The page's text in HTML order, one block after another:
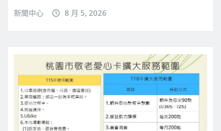
新聞中心 8 月 5, 2026